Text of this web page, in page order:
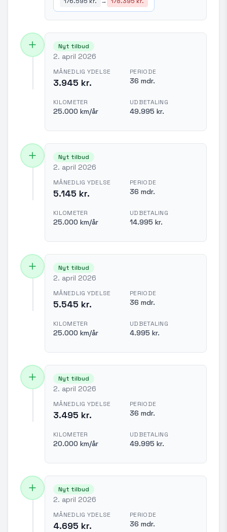
Nyt tilbud
2. april 2026
MÅNEDLIG YDELSE
3.945 kr.
PERIODE
36 mdr.
KILOMETER
25.000 km/år
UDBETALING
49.995 kr.
Nyt tilbud
2. april 2026
MÅNEDLIG YDELSE
5.145 kr.
PERIODE
36 mdr.
KILOMETER
25.000 km/år
UDBETALING
14.995 kr.
Nyt tilbud
2. april 2026
MÅNEDLIG YDELSE
5.545 kr.
PERIODE
36 mdr.
KILOMETER
25.000 km/år
UDBETALING
4.995 kr.
Nyt tilbud
2. april 2026
MÅNEDLIG YDELSE
3.495 kr.
PERIODE
36 mdr.
KILOMETER
20.000 km/år
UDBETALING
49.995 kr.
Nyt tilbud
2. april 2026
MÅNEDLIG YDELSE
4.695 kr.
PERIODE
36 mdr.